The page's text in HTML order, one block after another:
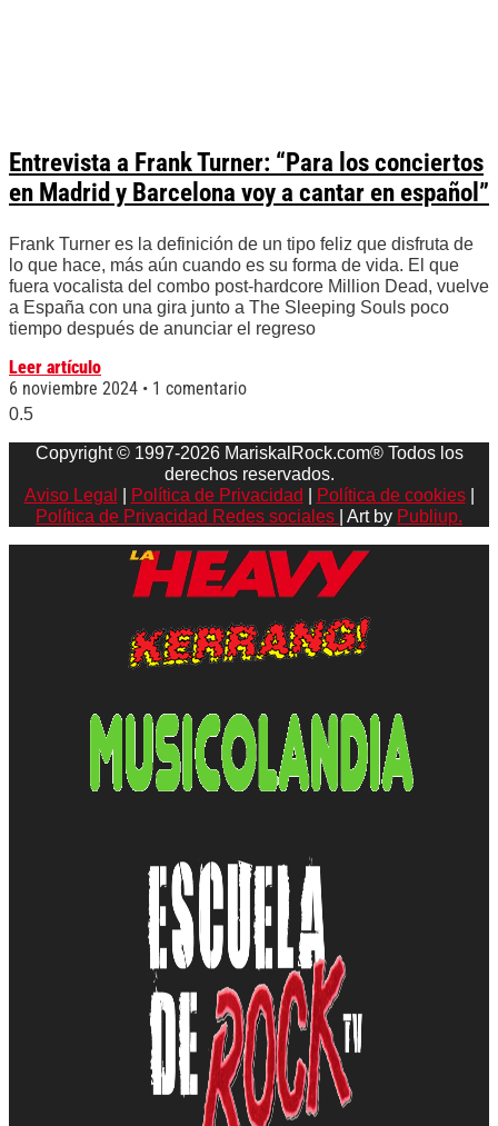
Entrevista a Frank Turner: “Para los conciertos
en Madrid y Barcelona voy a cantar en español”
Frank Turner es la definición de un tipo feliz que disfruta de
lo que hace, más aún cuando es su forma de vida. El que
fuera vocalista del combo post-hardcore Million Dead, vuelve
a España con una gira junto a The Sleeping Souls poco
tiempo después de anunciar el regreso
Leer artículo
6 noviembre 2024
1 comentario
Copyright © 1997-2026 MariskalRock.com® Todos los
derechos reservados.
Aviso Legal
Política de Privacidad Política de cookies|
Política de Privacidad Redes sociales
| Art by Publiup.